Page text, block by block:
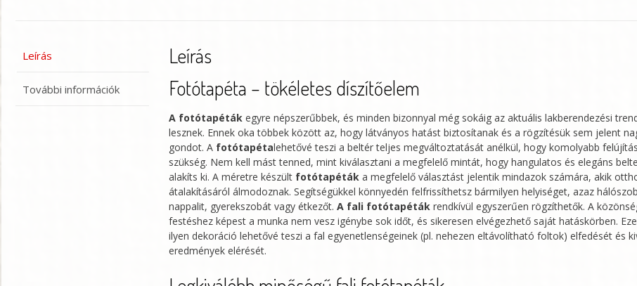
Leírás
További információk
Leírás
Fotótapéta – tökéletes díszítőelem
A fotótapéták egyre népszerűbbek, és minden bizonnyal még sokáig az aktuális lakberendezési
lesznek. Ennek oka többek között az, hogy látványos hatást biztosítanak és a rögzítésük sem jelent
gondot. A fotótapétalehetővé teszi a beltér teljes megváltoztatását anélkül, hogy komolyabb
szükség. Nem kell mást tenned, mint kiválasztani a megfelelő mintát, hogy hangulatos és elegáns
alakíts ki. A méretre készült fotótapéták a megfelelő választást jelentik mindazok számára, akik
átalakításáról álmodoznak. Segítségükkel könnyedén felfrissíthetsz bármilyen helyiséget, azaz
nappalit, gyerekszobát vagy étkezőt.A fali fotótapéták rendkívül egyszerűen rögzíthetők. A
festéshez képest a munka nem vesz igénybe sok időt, és sikeresen elvégezhető saját hatáskörben.
ilyen dekoráció lehetővé teszi a fal egyenetlenségeinek (pl. nehezen eltávolítható foltok) elfedését és
eredmények elérését.